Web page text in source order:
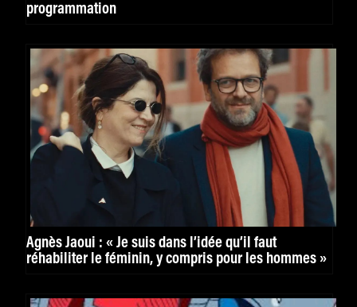
programmation
Agnès Jaoui : « Je suis dans l’idée qu’il faut
réhabiliter le féminin, y compris pour les hommes »